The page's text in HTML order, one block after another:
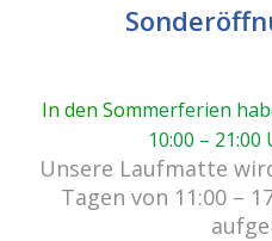
cabrio Senden - das Bad.
Außergewöhnlich, vielfältig!
In den Sommerferien
10:00 –
Unsere Laufmatte
Tagen von 11:00 –